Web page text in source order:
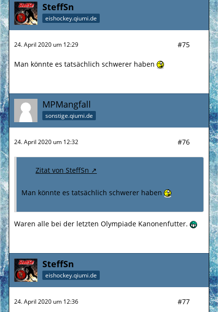
SteffSn
eishockey.qiumi.de
24. April 2020 um 12:29 #75
Man könnte es tatsächlich schwerer haben
MPMangfall
sonstige.qiumi.de
24. April 2020 um 12:32 #76
Zitat von SteffSn
Man könnte es tatsächlich schwerer haben
Waren alle bei der letzten Olympiade Kanonenfutter.
SteffSn
eishockey.qiumi.de
24. April 2020 um 12:36 #77